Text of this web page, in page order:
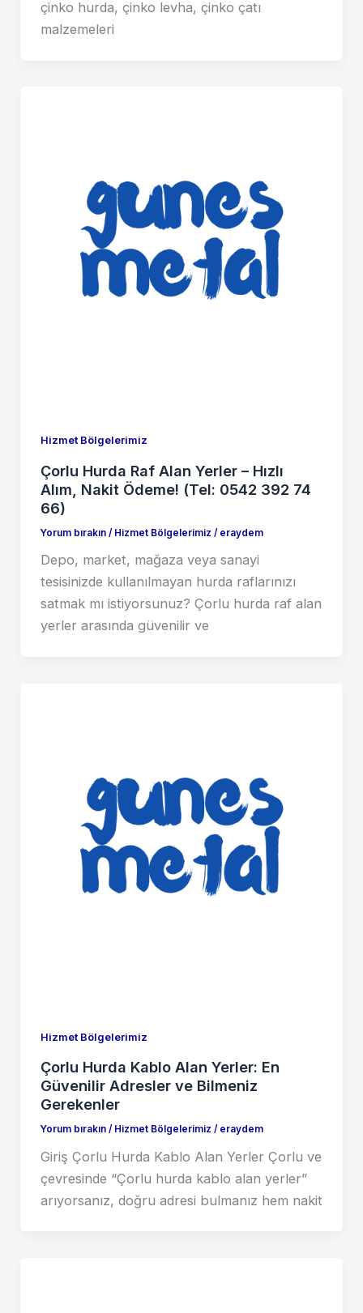
çinko hurda, çinko levha, çinko çatı
malzemeleri
Hizmet Bölgelerimiz
Çorlu Hurda Raf Alan Yerler – Hızlı
Alım, Nakit Ödeme! (Tel: 0542 392 74
66)
Yorum bırakın / Hizmet Bölgelerimiz / eraydem
Depo, market, mağaza veya sanayi
tesisinizde kullanılmayan hurda raflarınızı
satmak mı istiyorsunuz? Çorlu hurda raf alan
yerler arasında güvenilir ve
Hizmet Bölgelerimiz
Çorlu Hurda Kablo Alan Yerler: En
Güvenilir Adresler ve Bilmeniz
Gerekenler
Yorum bırakın / Hizmet Bölgelerimiz / eraydem
Giriş Çorlu Hurda Kablo Alan Yerler Çorlu ve
çevresinde “Çorlu hurda kablo alan yerler”
arıyorsanız, doğru adresi bulmanız hem nakit